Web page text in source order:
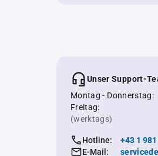
Unser Support-
Montag - Donnerstag:
Freitag:
(werktags)
Hotline:
+43 1
E-Mail: